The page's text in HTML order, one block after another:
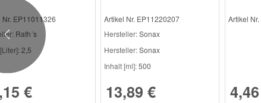
Nr. EP11011326
: Rath´s
2,5
€
Artikel Nr. EP11220207
Hersteller: Sonax
Hersteller:Sonax
Inhalt [ml]:500
13,89 €
Artikel
Previous